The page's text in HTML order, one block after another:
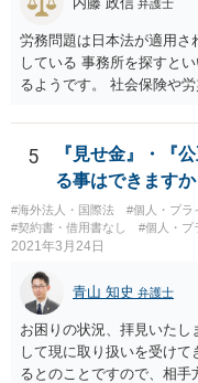
低いと思われます。 3. 警
入」を原則としており、契
ことはありません。しか
に、関係者から事情を聴く
説明を行ってください。
弁護士
労務問題は日本法が適用さ
している 事務所を探すと
るようです。 社会保険や
5
『見せ金』・『
る事はできますか
#海外法人・国際法 #個人・プラ
#契約書・借用書なし
#個人・プ
2021年3月24日
青山 知史 弁護士
お困りの状況、拝見いたし
して現に取り扱いを受け
るとのことですので、相